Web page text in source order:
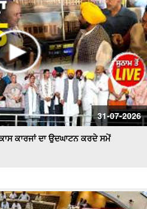
31-07-2026
ਕਾਰਜਾਂ ਦਾ ਉਦਘਾਟਨ ਕਰਦੇ ਸਮੇਂ